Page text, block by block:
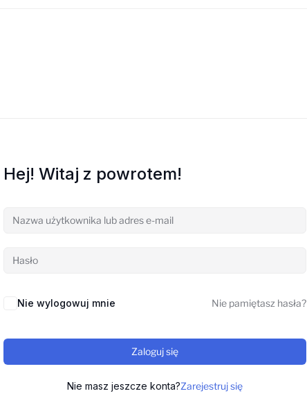
Hej! Witaj z powrotem!
Nie wylogowuj mnie Nie pamiętasz hasła?
Zaloguj się
Nie masz jeszcze konta?Zarejestruj się